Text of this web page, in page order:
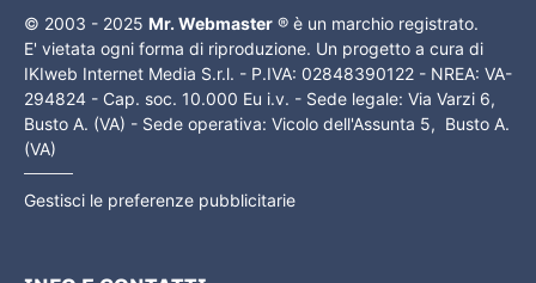
© 2003 - 2025 Mr. Webmaster ® è un marchio registrato.
E' vietata ogni forma di riproduzione. Un progetto a cura di
IKIweb Internet Media S.r.l. - P.IVA: 02848390122 - NREA: VA-
294824 - Cap. soc. 10.000 Eu i.v. - Sede legale: Via Varzi 6,
Busto A. (VA) - Sede operativa: Vicolo dell'Assunta 5, Busto A.
(VA)
Gestisci le preferenze pubblicitarie